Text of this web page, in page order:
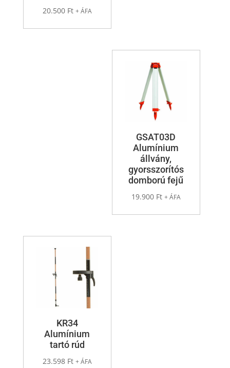
20.500 Ft + ÁFA
GSAT03D
Alumínium
állvány,
gyorsszorítós
domború fejű
19.900 Ft + ÁFA
KR34
Alumínium
tartó rúd
23.598 Ft + ÁFA